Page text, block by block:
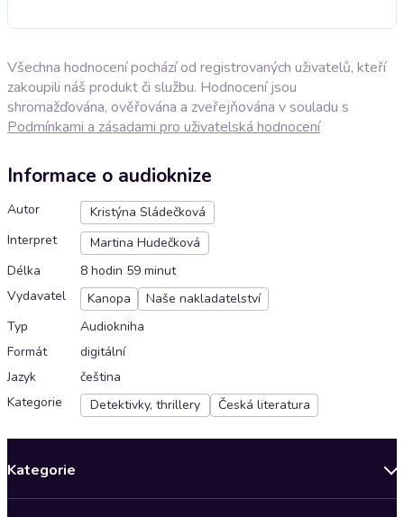
Všechna hodnocení pochází od registrovaných uživatelů, kteří
zakoupili náš produkt či službu. Hodnocení jsou
shromažďována, ověřována a zveřejňována v souladu s
Podmínkami a zásadami pro uživatelská hodnocení
Informace o audioknize
Autor
Kristýna Sládečková
Interpret
Martina Hudečková
Délka
8 hodin 59 minut
Vydavatel
Kanopa
Naše nakladatelství
Typ
Audiokniha
Formát
digitální
Jazyk
čeština
Kategorie
Detektivky, thrillery Česká literatura
Kategorie